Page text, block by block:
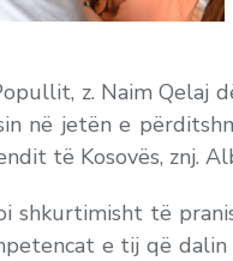
z. Naim Qelaj
në jetën e
të Kosovës, znj.
shkurtimisht të
e tij që